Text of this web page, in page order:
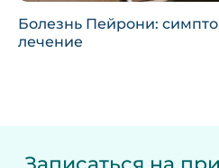
Болезнь Пейрони:
лечение